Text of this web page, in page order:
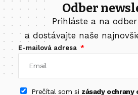
Odber
Prihláste a na
a dostávajte naše
E-mailová adresa
Prečítal som si zásady ochrany